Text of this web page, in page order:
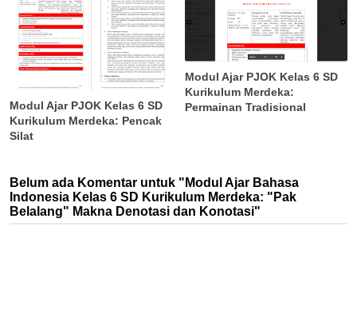
Modul Ajar PJOK Kelas 6 SD
Kurikulum Merdeka: Pencak
Silat
Modul Ajar PJOK Kelas 6 SD
Kurikulum Merdeka:
Permainan Tradisional
Belum ada Komentar untuk "Modul Ajar Bahasa
Indonesia Kelas 6 SD Kurikulum Merdeka: "Pak
Belalang" Makna Denotasi dan Konotasi"